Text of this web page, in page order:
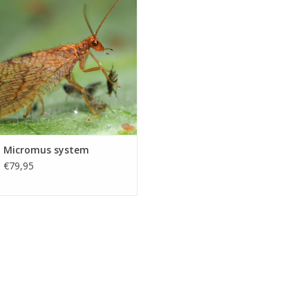
Angulatus waarvan zowel de
adulten als de larven predatoren
van de bladluis zijn. Naast
bladluis en wolluis consumeren
zij ook als secundair effect
andere geleedpotigen.
TOEVOEGEN AAN WINKELWAGEN
Micromus system
€79,95